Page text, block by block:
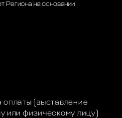
Региона на основании
(выставление
или физическому лицу)